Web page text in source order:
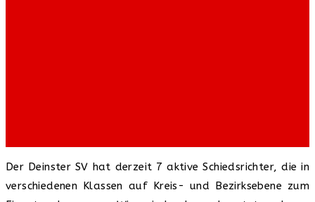
Der Deinster SV hat derzeit 7 aktive Schiedsrichter, die in
verschiedenen Klassen auf Kreis- und Bezirksebene zum